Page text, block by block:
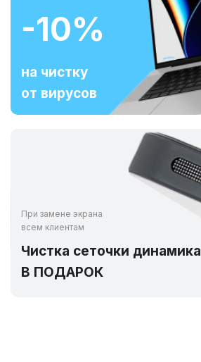
-10%
на чистку
от вирусов
При замене экрана
всем клиентам
Чистка сеточки динамика
В ПОДАРОК